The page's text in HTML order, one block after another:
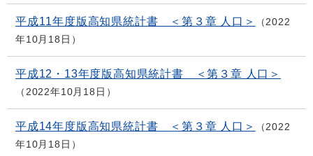
平成11年度版高知県統計書 ＜第３章 人口＞
2022
年10月18日
平成12・13年度版高知県統計書 ＜第３章 人口＞
2022年10月18日
平成14年度版高知県統計書 ＜第３章 人口＞
2022
年10月18日